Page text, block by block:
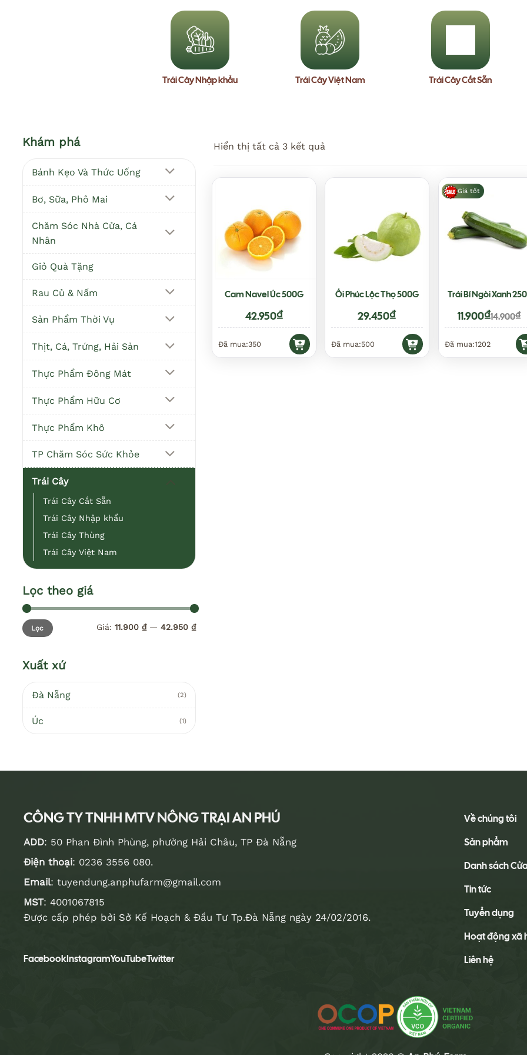
Trái Cây Nhập khẩu Trái Cây Việt Nam Trái Cây Cắt Sẵn
Khám phá
Bánh Kẹo Và Thức Uống
Bơ, Sữa, Phô Mai
Chăm Sóc Nhà Cửa, Cá
Nhân
Giỏ Quà Tặng
Rau Củ & Nấm
Sản Phẩm Thời Vụ
Thịt, Cá, Trứng, Hải Sản
Thực Phẩm Đông Mát
Thực Phẩm Hữu Cơ
Thực Phẩm Khô
TP Chăm Sóc Sức Khỏe
Trái Cây
Trái Cây Cắt Sẵn
Trái Cây Nhập khẩu
Trái Cây Thùng
Trái Cây Việt Nam
Lọc theo giá
Giá
tối
thiểu
Giá
tối
đa
Lọc Giá: 11.900 ₫— 42.950 ₫
Xuất xứ
Đà Nẵng (2)
Úc (1)
Hiển thị tất cả 3 kết quả
wishlist
Cam Navel Úc 500G
42.950₫
Đã mua:350
wishlist
Ổi Phúc Lộc Thọ 500G
29.450₫
Đã mua:500
Giá tốt
Trái Bí Ngòi Xanh
11.900₫14.900₫
Đã mua:1202
CÔNG TY TNHH MTV NÔNG TRẠI AN PHÚ
ADD: 50 Phan Đình Phùng, phường Hải Châu, TP Đà Nẵng
Điện thoại: 0236 3556 080.
Email: tuyendung.anphufarm@gmail.com
MST: 4001067815
Được cấp phép bởi Sở Kế Hoạch & Đầu Tư Tp.Đà Nẵng ngày 24/02/2016.
FacebookInstagramYouTubeTwitter
Về chúng tôi
Sản phẩm
Danh sách
Tin tức
Tuyển dụng
Hoạt động xã
Liên hệ